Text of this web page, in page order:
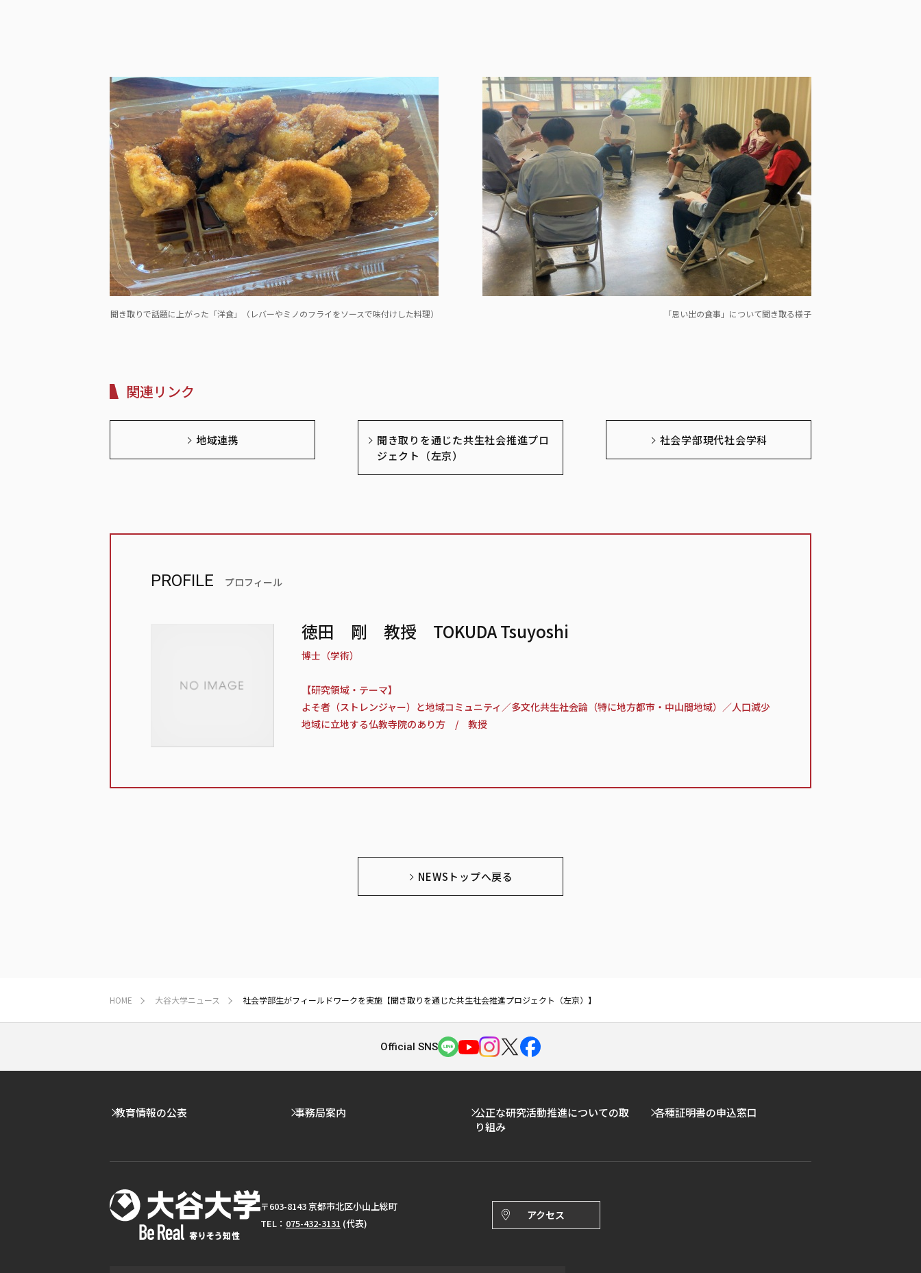
聞き取りで話題に上がった「洋食」（レバーやミノのフライをソースで味付けした料理） 「思い出の食事」について聞き取る様子
関連リンク
地域連携
聞き取りを通じた共生社会推進プロ
ジェクト（左京）
社会学部現代社会学科
PROFILE プロフィール
徳田 剛 教授 TOKUDA Tsuyoshi
博士（学術）
【研究領域・テーマ】
よそ者（ストレンジャー）と地域コミュニティ／多文化共生社会論（特に地方都市・中山間地域）／人口減少
地域に立地する仏教寺院のあり方 / 教授
NEWSトップへ戻る
HOME 大谷大学ニュース 社会学部生がフィールドワークを実施【聞き取りを通じた共生社会推進プロジェクト（左京）】
Official SNS
教育情報の公表 事務局案内
公正な研究活動推進についての取
り組み
各種証明書の申込窓口
〒603-8143 京都市北区小山上総町
TEL： 075-432-3131 (代表)
アクセス